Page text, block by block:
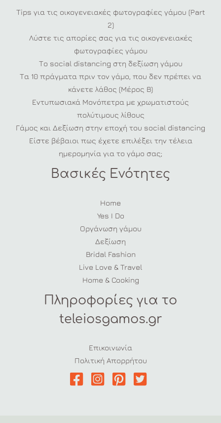
Tips για τις οικογενειακές φωτογραφίες γάμου (Part
2)
Λύστε τις απορίες σας για τις οικογενειακές
φωτογραφίες γάμου
Το social distancing στη δεξίωση γάμου
Τα 10 πράγματα πριν τον γάμο, που δεν πρέπει να
κάνετε λάθος (Μέρος Β)
Εντυπωσιακά Μονόπετρα με χρωματιστούς
πολύτιμους λίθους
Γάμος και Δεξίωση στην εποχή του social distancing
Είστε βέβαιοι πως έχετε επιλέξει την τέλεια
ημερομηνία για το γάμο σας;
Βασικές Ενότητες
Home
Yes I Do
Οργάνωση γάμου
Δεξίωση
Bridal Fashion
Live Love & Travel
Home & Cooking
Πληροφορίες για το
teleiosgamos.gr
Επικοινωνία
Πολιτική Απορρήτου